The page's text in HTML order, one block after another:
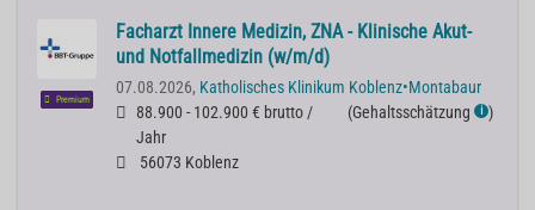
Premium
Facharzt Innere Medizin, ZNA - Klinische Akut-
und Notfallmedizin (w/m/d)
07.08.2026, Katholisches Klinikum Koblenz•Montabaur
88.900 - 102.900 € brutto /
Jahr
(Gehaltsschätzung ℹ )
56073 Koblenz